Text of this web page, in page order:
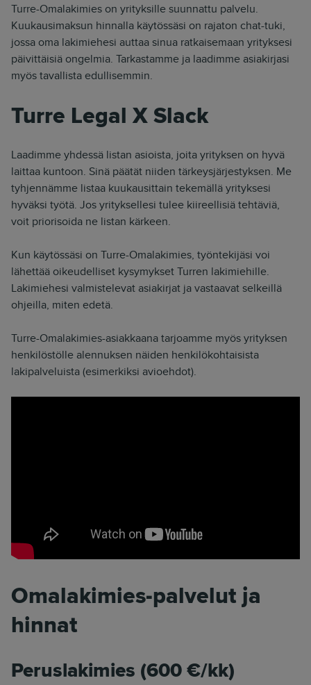
Turre-Omalakimies on yrityksille suunnattu palvelu.
Kuukausimaksun hinnalla käytössäsi on rajaton chat-tuki,
jossa oma lakimiehesi auttaa sinua ratkaisemaan yrityksesi
päivittäisiä ongelmia. Tarkastamme ja laadimme asiakirjasi
myös tavallista edullisemmin.
Turre Legal X Slack
Laadimme yhdessä listan asioista, joita yrityksen on hyvä
laittaa kuntoon. Sinä päätät niiden tärkeysjärjestyksen. Me
tyhjennämme listaa kuukausittain tekemällä yrityksesi
hyväksi työtä. Jos yrityksellesi tulee kiireellisiä tehtäviä,
voit priorisoida ne listan kärkeen.
Kun käytössäsi on Turre-Omalakimies, työntekijäsi voi
lähettää oikeudelliset kysymykset Turren lakimiehille.
Lakimiehesi valmistelevat asiakirjat ja vastaavat selkeillä
ohjeilla, miten edetä.
Turre-Omalakimies-asiakkaana tarjoamme myös yrityksen
henkilöstölle alennuksen näiden henkilökohtaisista
lakipalveluista (esimerkiksi avioehdot).
Omalakimies-palvelut ja
hinnat
Peruslakimies (600 €/kk)